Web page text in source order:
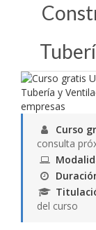
Curso
consulta
del curso